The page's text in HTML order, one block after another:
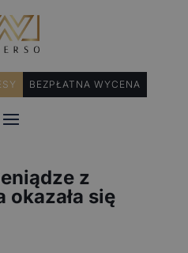
BEZPŁATNA WYCENA
z
się